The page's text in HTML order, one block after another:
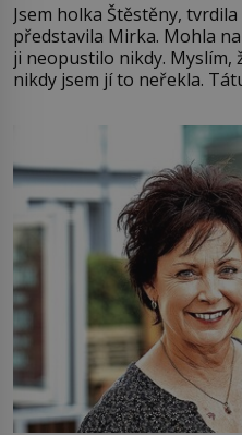
Jsem holka Štěstěny,
představila Mirka. Mohla
ji neopustilo nikdy. Myslím,
nikdy jsem jí to neřekla.
Jsme spolu moc rádi